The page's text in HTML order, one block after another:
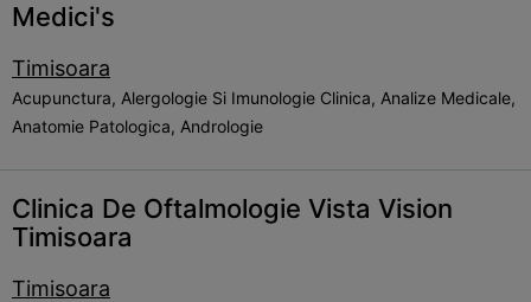
Medici's
Timisoara
Acupunctura, Alergologie Si Imunologie Clinica, Analize Medicale,
Anatomie Patologica, Andrologie
Clinica De Oftalmologie Vista Vision
Timisoara
Timisoara